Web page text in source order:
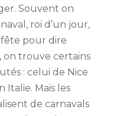
Souvent on
roi d’un jour,
pour dire
on trouve certains
: celui de Nice
Italie. Mais les
de carnavals